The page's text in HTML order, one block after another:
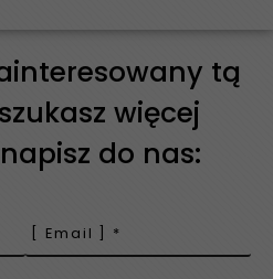
tą
więcej
do nas: